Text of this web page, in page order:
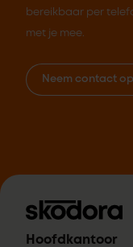
bereikbaar per
met je mee.
Neem contact op
Hoofdkantoor